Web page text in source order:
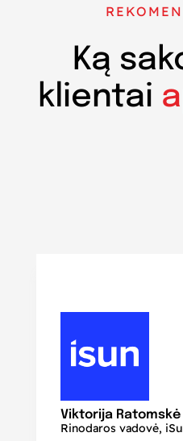
Ką
klientai
Viktorija Ratomskė
Rinodaros vadovė,